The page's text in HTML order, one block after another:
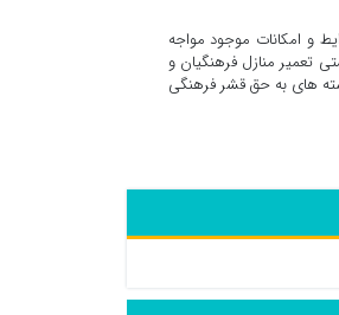
و امکانات موجود مواجه
تعمیر منازل فرهنگیان و
از خواسته های به حق قشر فرهنگی